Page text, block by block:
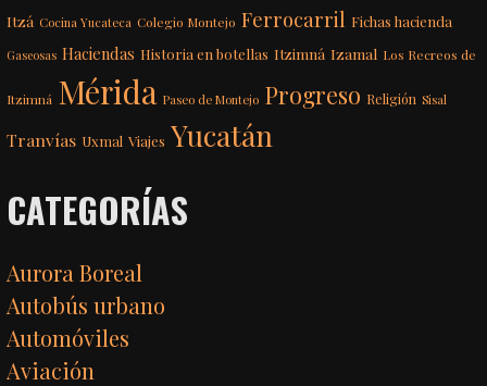
Itzá Cocina Yucateca Colegio Montejo Ferrocarril Fichas hacienda
Gaseosas Haciendas Historia en botellas Itzimná Izamal Los Recreos de
Itzimná Mérida Paseo de Montejo Progreso Religión Sisal
Tranvías Uxmal Viajes Yucatán
CATEGORÍAS
Aurora Boreal
Autobús urbano
Automóviles
Aviación